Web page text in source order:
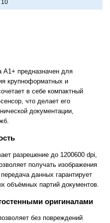
10
предназначен для
крупноформатных и
в себе компактный
что делает его
документации,
разрешение до 1200600 dpi,
получать изображения
данных гарантирует
объёмных партий документов.
оригиналами
без повреждений